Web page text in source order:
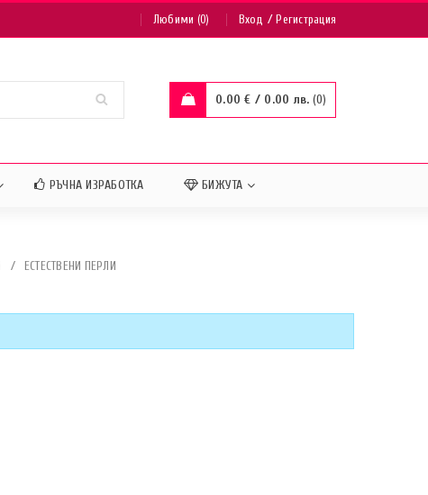
Любими (0) Вход /Регистрация
0.00€ / 0.00 лв. 0
РЪЧНА ИЗРАБОТКА БИЖУТА
/ ЕСТЕСТВЕНИ ПЕРЛИ